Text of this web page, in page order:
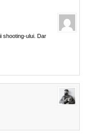
shooting-ului. Dar